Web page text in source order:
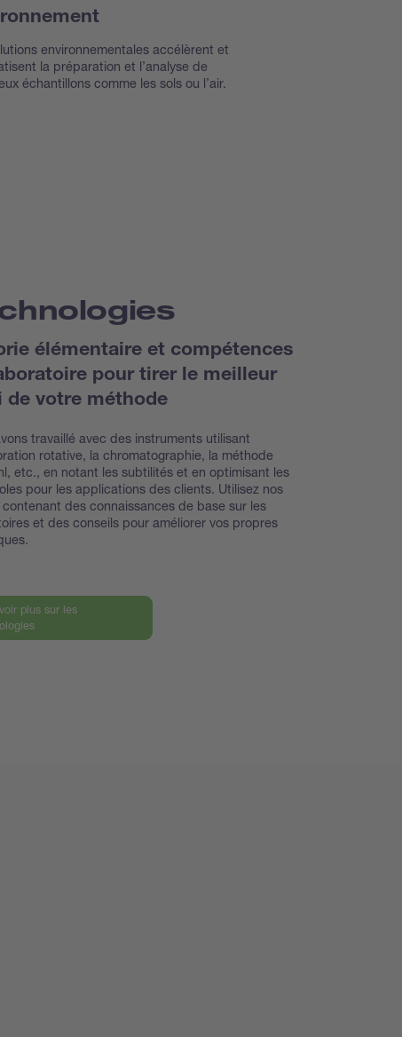
environnementales accélèrent et
la préparation et l’analyse de
échantillons comme les sols ou l’air.
élémentaire et compétences
pour tirer le meilleur
de votre méthode
travaillé avec des instruments utilisant
rotative, la chromatographie, la méthode
etc., en notant les subtilités et en optimisant les
pour les applications des clients. Utilisez nos
des connaissances de base sur les
et des conseils pour améliorer vos propres
plus sur les